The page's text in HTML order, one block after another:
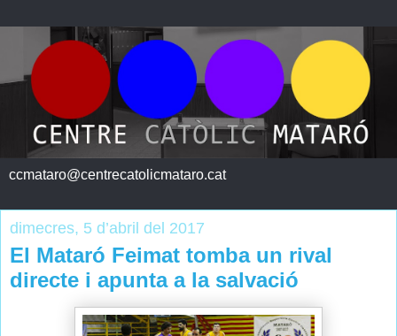
ccmataro@centrecatolicmataro.cat
dimecres, 5 d’abril del 2017
El Mataró Feimat tomba un rival
directe i apunta a la salvació